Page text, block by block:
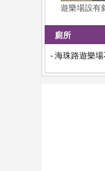
遊樂場設有
廁所
- 海珠路遊樂